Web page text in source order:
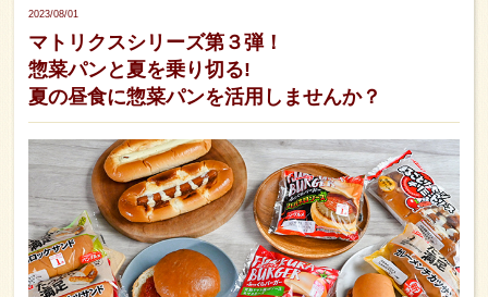
2023/08/01
マトリクスシリーズ第３弾！
惣菜パンと夏を乗り切る!
夏の昼食に惣菜パンを活用しませんか？